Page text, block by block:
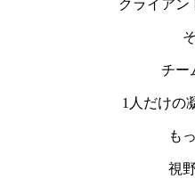
クライアン
チー
1人だけの
も
視